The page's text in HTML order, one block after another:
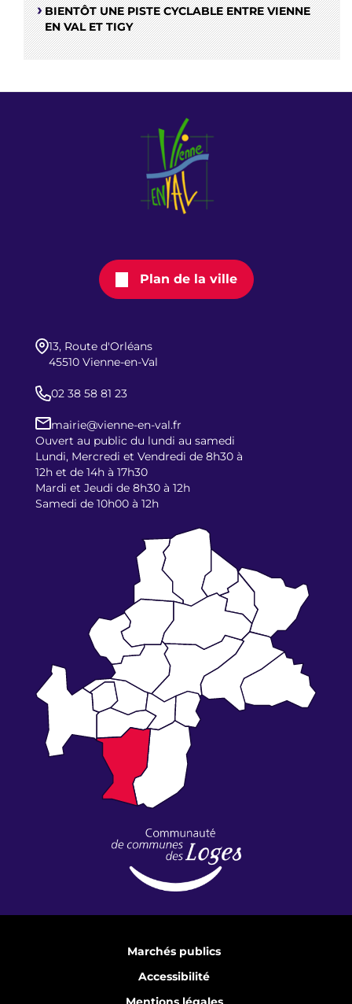
BIENTÔT UNE PISTE CYCLABLE ENTRE VIENNE
EN VAL ET TIGY
Plan de la ville
13, Route d'Orléans
45510 Vienne-en-Val
02 38 58 81 23
mairie@vienne-en-val.fr
Ouvert au public du lundi au samedi
Lundi, Mercredi et Vendredi de 8h30 à
12h et de 14h à 17h30
Mardi et Jeudi de 8h30 à 12h
Samedi de 10h00 à 12h
Marchés publics
Accessibilité